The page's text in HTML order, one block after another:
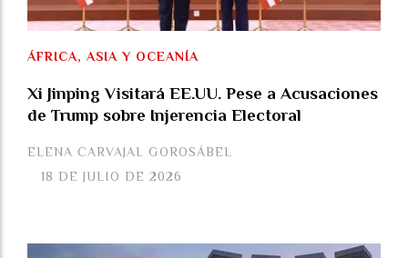
Xi Jinping Visitará EE.UU. Pese a Acusaciones
de Trump sobre Injerencia Electoral
ELENA CARVAJAL GOROSÁBEL
ÁFRICA, ASIA Y OCEANÍA
18 DE JULIO DE 2026